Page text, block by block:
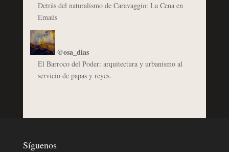
Detrás del naturalismo de Caravaggio: La Cena en
Emaús
@osa_dias
El Barroco del Poder: arquitectura y urbanismo al
servicio de papas y reyes.
Síguenos